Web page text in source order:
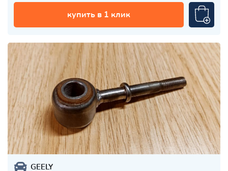
купить в 1 клик
GEELY